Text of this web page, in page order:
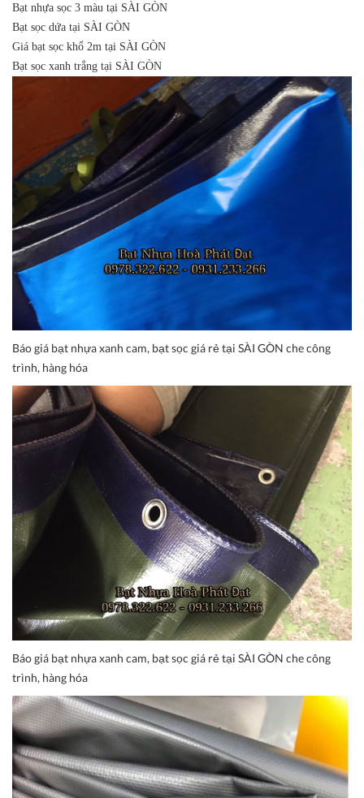
Bạt nhựa sọc 3 màu tại SÀI GÒN
Bạt sọc dứa tại SÀI GÒN
Giá bạt sọc khổ 2m tại SÀI GÒN
Bạt sọc xanh trắng tại SÀI GÒN
Báo giá bạt nhựa xanh cam, bạt sọc giá rẻ tại SÀI GÒN che công
trình, hàng hóa
Báo giá bạt nhựa xanh cam, bạt sọc giá rẻ tại SÀI GÒN che công
trình, hàng hóa